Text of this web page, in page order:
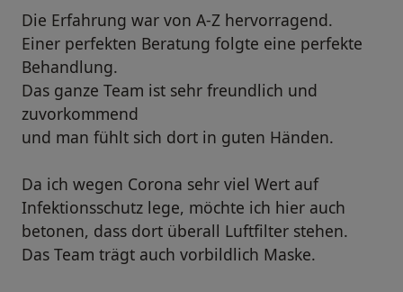
Die Erfahrung war von A-Z hervorragend.
Einer perfekten Beratung folgte eine perfekte
Behandlung.
Das ganze Team ist sehr freundlich und
zuvorkommend
und man fühlt sich dort in guten Händen.
Da ich wegen Corona sehr viel Wert auf
Infektionsschutz lege, möchte ich hier auch
betonen, dass dort überall Luftfilter stehen.
Das Team trägt auch vorbildlich Maske.